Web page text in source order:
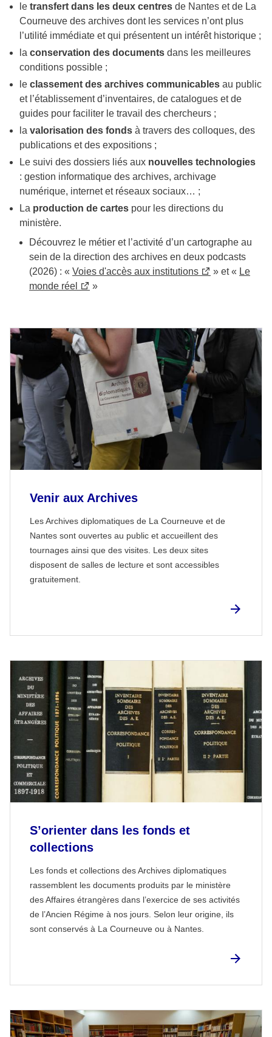
le transfert dans les deux centres de Nantes et de La
Courneuve des archives dont les services n’ont plus
l’utilité immédiate et qui présentent un intérêt historique ;
la conservation des documents dans les meilleures
conditions possible ;
le classement des archives communicables au public
et l’établissement d’inventaires, de catalogues et de
guides pour faciliter le travail des chercheurs ;
la valorisation des fonds à travers des colloques, des
publications et des expositions ;
Le suivi des dossiers liés aux nouvelles technologies
: gestion informatique des archives, archivage
numérique, internet et réseaux sociaux… ;
La production de cartes pour les directions du
ministère.
Découvrez le métier et l’activité d’un cartographe au
sein de la direction des archives en deux podcasts
(2026) : « Voies d'accès aux institutions » et « Le
monde réel
»
Venir aux Archives
Les Archives diplomatiques de La Courneuve et de
Nantes sont ouvertes au public et accueillent des
tournages ainsi que des visites. Les deux sites
disposent de salles de lecture et sont accessibles
gratuitement.
S’orienter dans les fonds et
collections
Les fonds et collections des Archives diplomatiques
rassemblent les documents produits par le ministère
des Affaires étrangères dans l’exercice de ses activités
de l’Ancien Régime à nos jours. Selon leur origine, ils
sont conservés à La Courneuve ou à Nantes.